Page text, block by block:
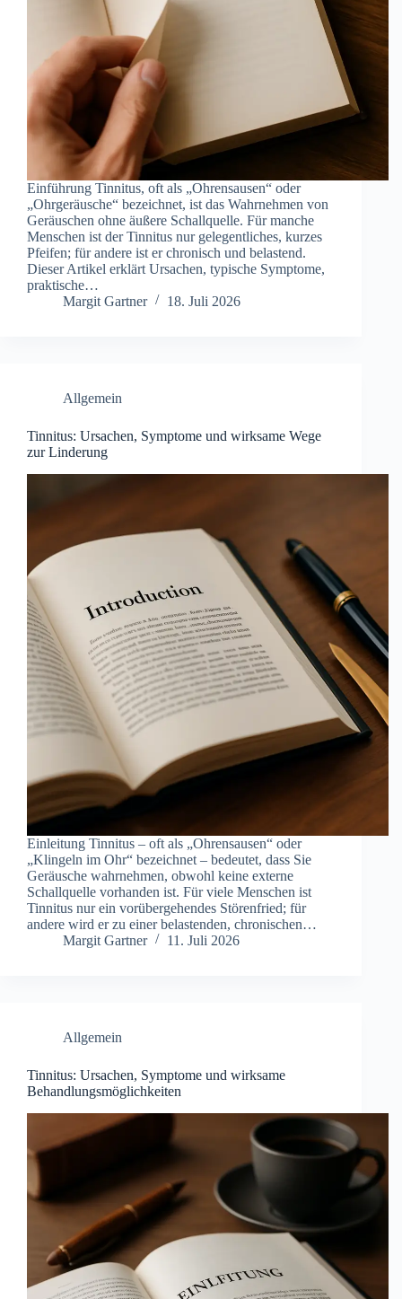
Einführung Tinnitus, oft als „Ohrensausen“ oder
„Ohrgeräusche“ bezeichnet, ist das Wahrnehmen von
Geräuschen ohne äußere Schallquelle. Für manche
Menschen ist der Tinnitus nur gelegentliches, kurzes
Pfeifen; für andere ist er chronisch und belastend.
Dieser Artikel erklärt Ursachen, typische Symptome,
praktische…
Margit Gartner
18. Juli 2026
Allgemein
Tinnitus: Ursachen, Symptome und wirksame Wege
zur Linderung
Einleitung Tinnitus – oft als „Ohrensausen“ oder
„Klingeln im Ohr“ bezeichnet – bedeutet, dass Sie
Geräusche wahrnehmen, obwohl keine externe
Schallquelle vorhanden ist. Für viele Menschen ist
Tinnitus nur ein vorübergehendes Störenfried; für
andere wird er zu einer belastenden, chronischen…
Margit Gartner
11. Juli 2026
Allgemein
Tinnitus: Ursachen, Symptome und wirksame
Behandlungsmöglichkeiten